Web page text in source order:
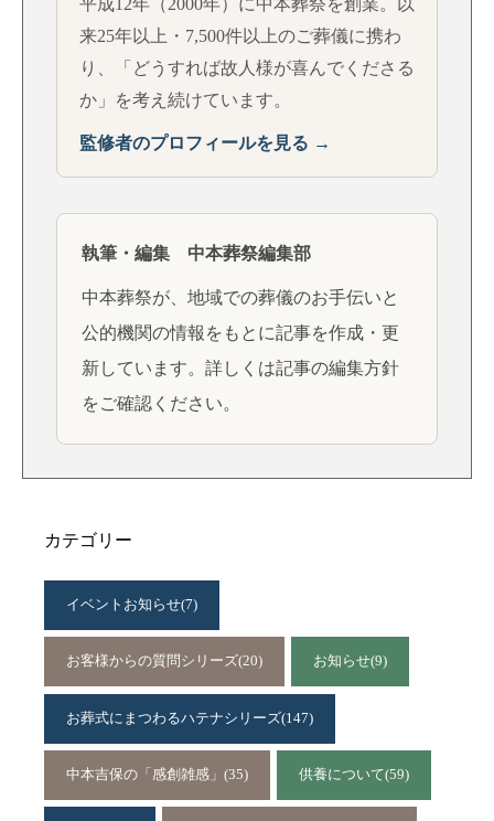
平成12年（2000年）に中本葬祭を創業。以
来25年以上・7,500件以上のご葬儀に携わ
り、「どうすれば故人様が喜んでくださる
か」を考え続けています。
監修者のプロフィールを見る →
執筆・編集 中本葬祭編集部
中本葬祭が、地域での葬儀のお手伝いと
公的機関の情報をもとに記事を作成・更
新しています。詳しくは記事の編集方針
をご確認ください。
カテゴリー
イベントお知らせ(7)
お客様からの質問シリーズ(20) お知らせ(9)
お葬式にまつわるハテナシリーズ(147)
中本吉保の「感創雑感」 (35) 供養について(59)